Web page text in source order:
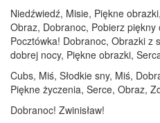
Niedźwiedź, Misie, Piękne
Obraz, Dobranoc, Pobierz piękny
Pocztówka! Dobranoc, Obrazki z
dobrej nocy, Piękne obrazki,
Cubs, Miś, Słodkie sny, Miś,
Piękne życzenia, Serce, Obraz,
Dobranoc! Zwinisław!